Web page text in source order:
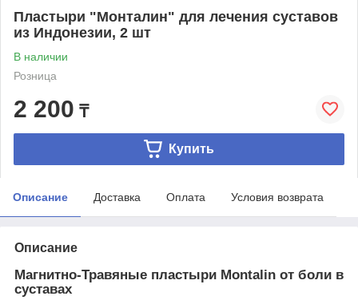
Пластыри "Монталин" для лечения суставов
из Индонезии, 2 шт
В наличии
Розница
2 200 ₸
Купить
Описание Доставка Оплата Условия возврата
Описание
Магнитно-Травяные пластыри Montalin от боли в
суставах